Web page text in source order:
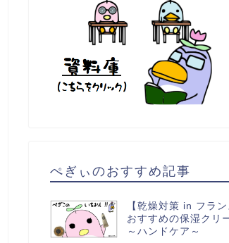
ぺぎぃのおすすめ記事
【乾燥対策 in フラン
おすすめの保湿クリ
～ハンドケア～